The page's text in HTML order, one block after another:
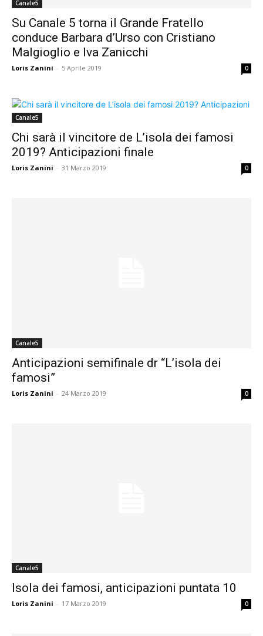
Canale5
Su Canale 5 torna il Grande Fratello
conduce Barbara d’Urso con Cristiano
Malgioglio e Iva Zanicchi
Loris Zanini - 5 Aprile 2019 0
Canale5
Chi sarà il vincitore de L’isola dei famosi
2019? Anticipazioni finale
Loris Zanini - 31 Marzo 2019 0
Canale5
Anticipazioni semifinale dr “L’isola dei
famosi”
Loris Zanini - 24 Marzo 2019 0
Canale5
Isola dei famosi, anticipazioni puntata 10
Loris Zanini - 17 Marzo 2019 0